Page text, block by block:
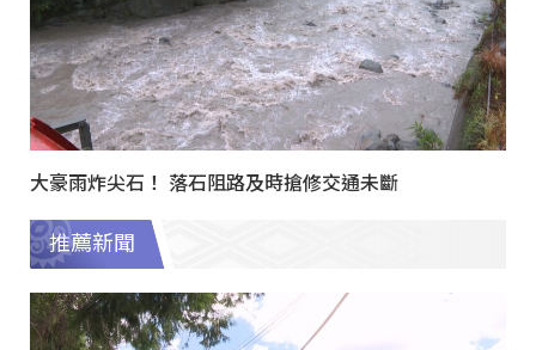
大豪雨炸尖石！ 落石阻路及時搶修交通未斷
推薦新聞